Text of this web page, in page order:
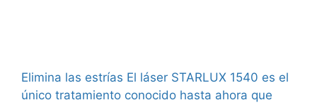
Elimina las estrías El láser STARLUX 1540 es el
único tratamiento conocido hasta ahora que